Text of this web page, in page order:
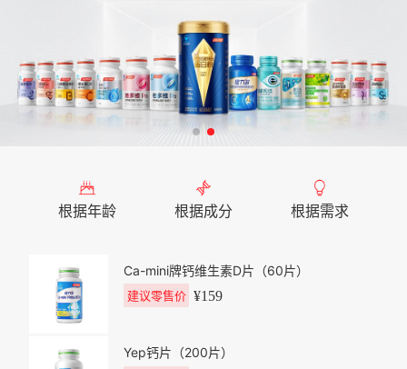
根据年龄 根据成分 根据需求
Ca-mini牌钙维生素D片（60片）
建议零售价 ¥159
Yep钙片（200片）